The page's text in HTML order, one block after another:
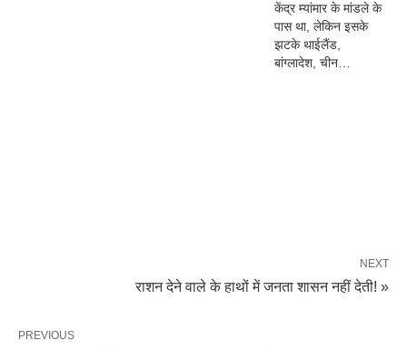
केंद्र म्यांमार के मांडले के
पास था, लेकिन इसके
झटके थाईलैंड,
बांग्लादेश, चीन…
NEXT
राशन देने वाले के हाथों में जनता शासन नहीं देती! »
PREVIOUS